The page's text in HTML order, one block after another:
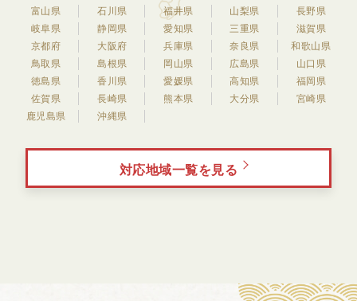
富山県 石川県 福井県 山梨県
長野県
岐阜県
静岡県 愛知県 三重県
滋賀県
京都府
大阪府 兵庫県 奈良県
和歌山県
鳥取県
島根県 岡山県 広島県
山口県
徳島県
香川県 愛媛県 高知県
福岡県
佐賀県
長崎県 熊本県 大分県
宮崎県
鹿児島県
沖縄県
対応地域一覧を見る